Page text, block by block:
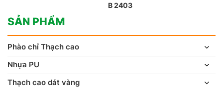
B 2403
SẢN PHẨM
Phào chỉ Thạch cao
Nhựa PU
Thạch cao dát vàng